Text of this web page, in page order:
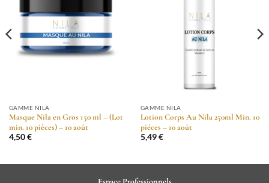
GAMME NILA
Masque Nila en Gros 150 ml – (Lot
min. 10 pièces) – 10 août
4,50€
GAMME NILA
Lotion Corps Au Nila 250ml Min. 10
piéces – 10 août
5,49€